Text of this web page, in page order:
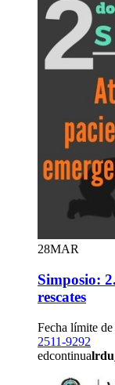
28MAR
Simposio:
rescates
Fecha límite
2511-9292
edcontinualrdu